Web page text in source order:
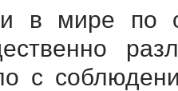
в мире по
с